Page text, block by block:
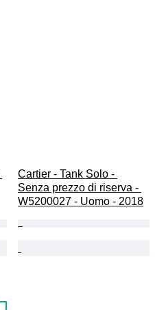
Cartier - Tank Solo -
Senza prezzo di riserva -
W5200027 - Uomo - 2018